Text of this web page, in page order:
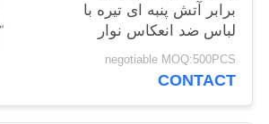
برابر آتش پنبه ای تیره با
لباس ضد انعکاس نوار
negotiable MOQ:500PCS
CONTACT